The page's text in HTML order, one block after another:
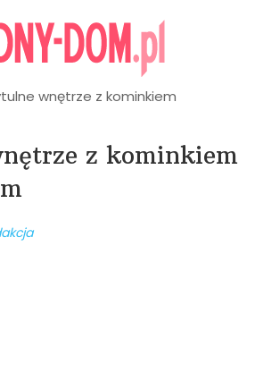
wnętrze z kominkiem
z kominkiem